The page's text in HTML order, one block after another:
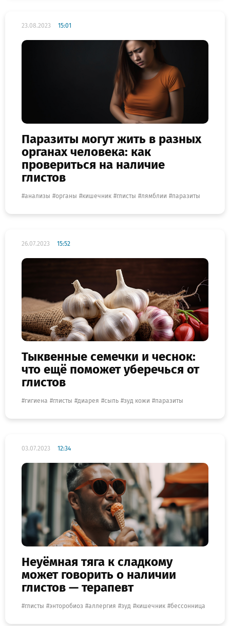
23.08.2023 15:01
Паразиты могут жить в разных
органах человека: как
провериться на наличие
глистов
анализы органы кишечник глисты лямблии паразиты
26.07.2023 15:52
Тыквенные семечки и чеснок:
что ещё поможет уберечься от
глистов
гигиена глисты диарея сыпь зуд кожи паразиты
03.07.2023 12:34
Неуёмная тяга к сладкому
может говорить о наличии
глистов — терапевт
глисты энторобиоз аллергия зуд кишечник бессонница